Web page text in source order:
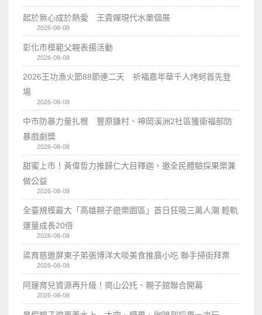
起於無心成於熱愛 王貴嬋現代水墨個展
2026-08-08
彰化市模範父親表揚活動
2026-08-08
2026王功漁火節88節連二天 祈福嘉年華千人烤蚵首先登
場
2026-08-08
中市防暴力量扎根 豐原鎌村、神岡溪洲2社區獲衛福部防
暴戲劇獎
2026-08-08
甜蜜上市！黃偉哲力推歸仁大目釋迦，邀全民體驗採果樂兼
做公益
2026-08-08
全臺規模最大「高雄親子遊樂園區」首日狂吸三萬人潮 輕軌
運量成長20倍
2026-08-08
梁育慈邀屏東子弟張博洋大啖美食推廣小吃 聯手掃街拜票
2026-08-08
阿蓮育兒資源再升級！崗山公托、親子館聯合開幕
2026-08-08